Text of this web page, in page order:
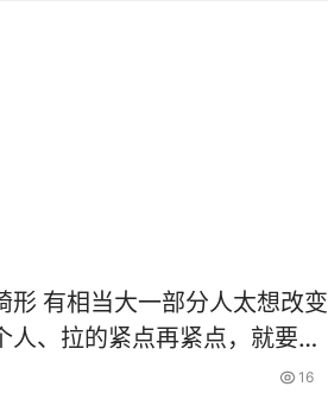
形 有相当大一部分人太想改变
、拉的紧点再紧点，就要求
皮的结果。
16